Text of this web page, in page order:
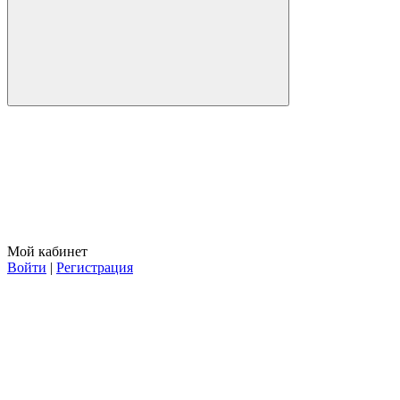
Мой кабинет
Войти | Регистрация